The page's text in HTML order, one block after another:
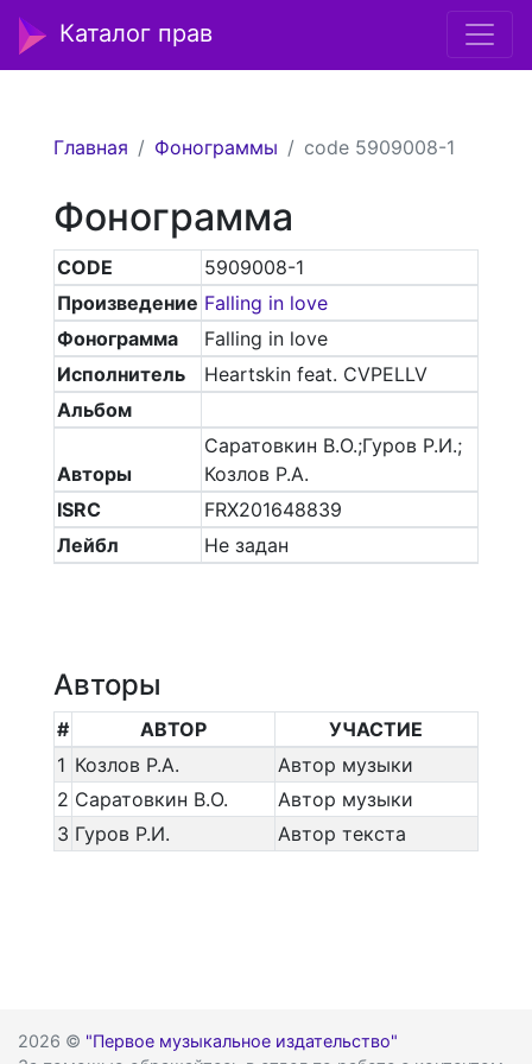
Каталог прав
Главная Фонограммы code 5909008-1
Фонограмма
CODE
5909008-1
Произведение Falling in love
Фонограмма
Falling in love
Исполнитель
Heartskin feat. CVPELLV
Альбом
Авторы
Саратовкин В.О.;Гуров Р.И.;
Козлов Р.А.
ISRC
FRX201648839
Лейбл
Не задан
Авторы
# АВТОР
УЧАСТИЕ
1 Козлов Р.А.
Автор музыки
2 Саратовкин В.О.
Автор музыки
3 Гуров Р.И. Автор текста
2026 © "Первое музыкальное издательство"